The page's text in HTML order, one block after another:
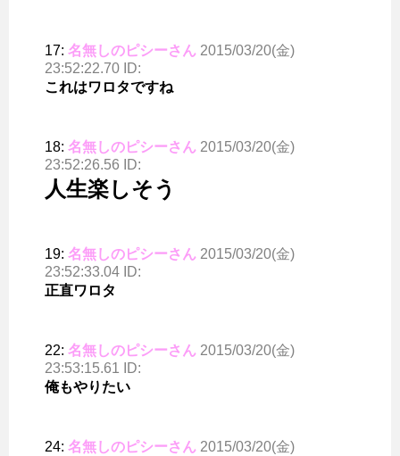
17: 名無しのピシーさん 2015/03/20(金)
23:52:22.70 ID:
これはワロタですね
18: 名無しのピシーさん 2015/03/20(金)
23:52:26.56 ID:
人生楽しそう
19: 名無しのピシーさん 2015/03/20(金)
23:52:33.04 ID:
正直ワロタ
22: 名無しのピシーさん 2015/03/20(金)
23:53:15.61 ID:
俺もやりたい
24: 名無しのピシーさん 2015/03/20(金)